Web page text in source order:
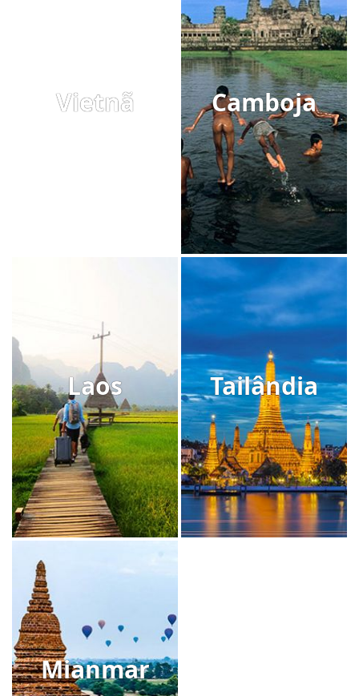
Vietnã Camboja
Laos Tailândia
Mianmar